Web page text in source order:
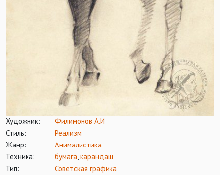
Художник:
Филимонов А.И
Стиль:
Реализм
Жанр:
Анималистика
Техника:
бумага,карандаш
Тип:
Советская графика